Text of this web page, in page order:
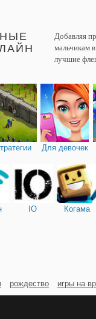
Добавляя
мальчикам
лучшие
Для девочек
IO Когама
рождество игры на